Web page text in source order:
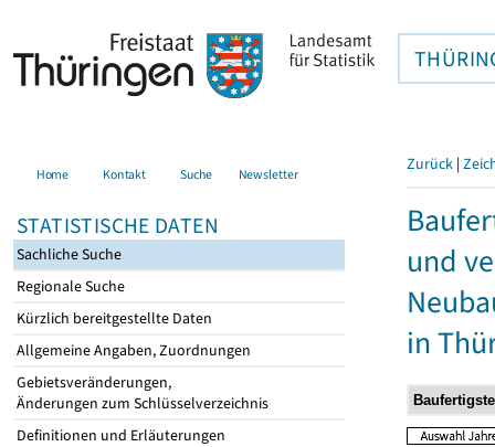
Home Kontakt Suche Newsletter
STATISTISCHE DATEN
Sachliche Suche
Regionale Suche
Kürzlich bereitgestellte Daten
Allgemeine Angaben, Zuordnungen
Gebietsveränderungen,
Änderungen zum Schlüsselverzeichnis
Definitionen und Erläuterungen
Zurück |
und
in